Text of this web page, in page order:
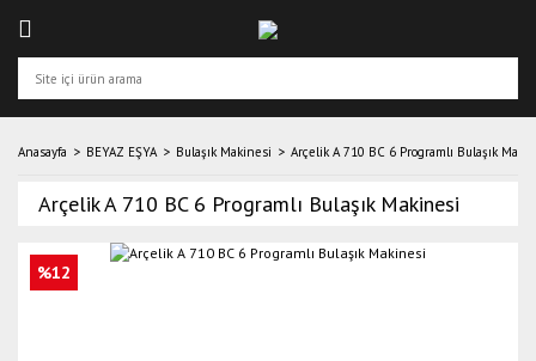
Anasayfa BEYAZ EŞYA Bulaşık Makinesi Arçelik A 710 BC 6 Programlı Bulaşık
Arçelik A 710 BC 6 Programlı Bulaşık Makinesi
%12